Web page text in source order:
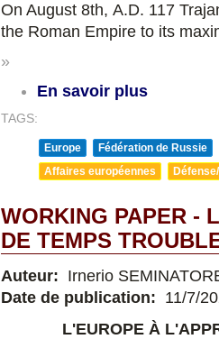
On August 8th, A.D. 117
the Roman Empire to its
»
En savoir plus
TAGS:
Europe
Fédération de Russie
Affaires européennes
WORKING PAPER -
DE TEMPS
Auteur: Irnerio
Date de publication: 11/7/
L'EUROPE À